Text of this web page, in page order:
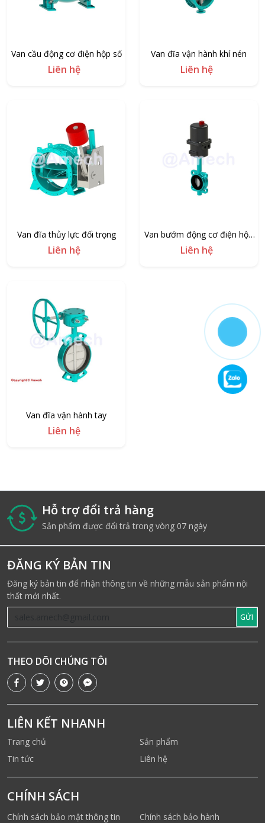
Van cầu động cơ điện hộp số
Liên hệ
Van đĩa vận hành khí nén
Liên hệ
Van đĩa thủy lực đối trọng
Liên hệ
Van bướm động cơ điện hộp
số
Liên hệ
Van đĩa vận hành tay
Liên hệ
Hỗ trợ đổi trả hàng
Sản phẩm được đổi trả trong vòng 07 ngày
ĐĂNG KÝ BẢN TIN
Đăng ký bản tin để nhận thông tin về những mẫu sản phẩm nội
thất mới nhất.
GỬI
THEO DÕI CHÚNG TÔI
LIÊN KẾT NHANH
Trang chủ
Sản phẩm
Tin tức
Liên hệ
CHÍNH SÁCH
Chính sách bảo mật thông tin Chính sách bảo hành